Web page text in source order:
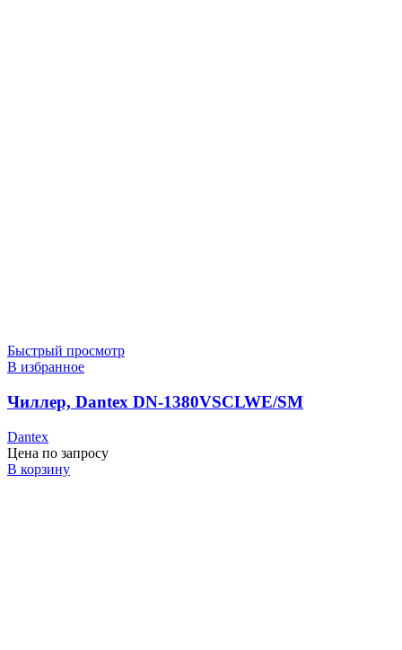
Быстрый просмотр
В избранное
Чиллер, Dantex DN-1380VSCLWE/SM
Dantex
Цена по запросу
В корзину